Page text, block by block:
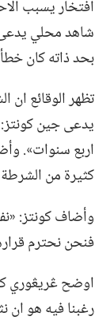
افتخار يسبب
شاهد محلي يدعى
بحد ذاته كان
تظهر الوقائع
اربع سنوات».‏
كثيرة من الشرطة
وأضاف كونتز:‏
فنحن نحترم
اوضح ڠريڠوري
رغبنا فيه هو ان